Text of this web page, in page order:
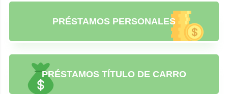
PRÉSTAMOS PERSONALES
PRÉSTAMOS TÍTULO DE CARRO